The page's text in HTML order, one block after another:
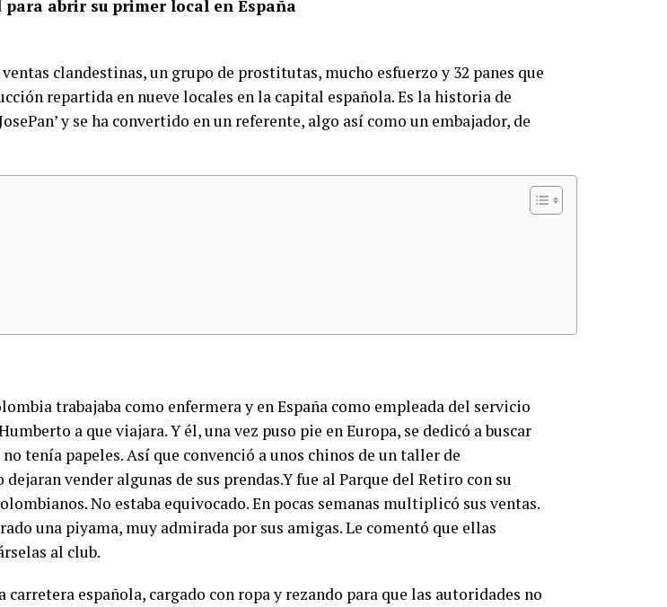
abrir su primer local en España
clandestinas, un grupo de prostitutas, mucho esfuerzo y 32 panes que
repartida en nueve locales en la capital española. Es la historia de
y se ha convertido en un referente, algo así como un embajador, de
trabajaba como enfermera y en España como empleada del servicio
a que viajara. Y él, una vez puso pie en Europa, se dedicó a buscar
tenía papeles. Así que convenció a unos chinos de un taller de
vender algunas de sus prendas.Y fue al Parque del Retiro con su
No estaba equivocado. En pocas semanas multiplicó sus ventas.
una piyama, muy admirada por sus amigas. Le comentó que ellas
al club.
española, cargado con ropa y rezando para que las autoridades no